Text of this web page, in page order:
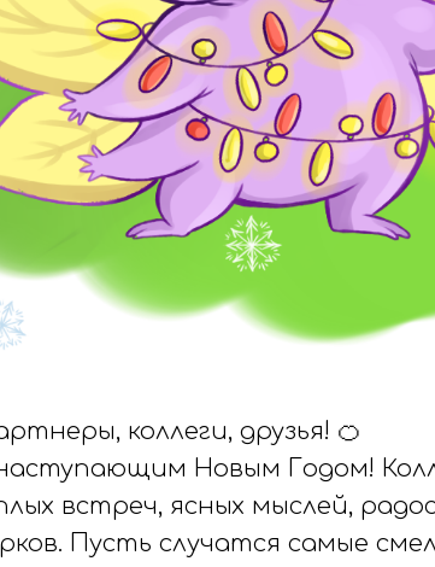
коллеги, друзья! 🍊
Новым Годом!
встреч, ясных мыслей,
Пусть случатся самые